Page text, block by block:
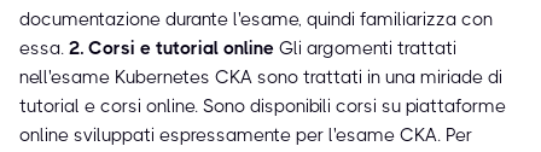
documentazione durante l'esame, quindi familiarizza con
essa. 2. Corsi e tutorial online Gli argomenti trattati
nell'esame Kubernetes CKA sono trattati in una miriade di
tutorial e corsi online. Sono disponibili corsi su piattaforme
online sviluppati espressamente per l'esame CKA. Per